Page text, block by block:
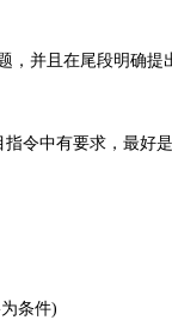
并且在尾段明确提
令中有要求，最好
条件)